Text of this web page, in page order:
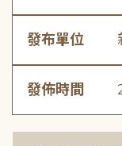
發布單位
發佈時間